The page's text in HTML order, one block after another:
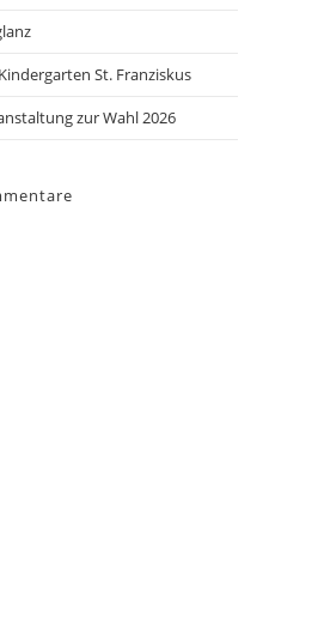
St. Franziskus
zur Wahl 2026